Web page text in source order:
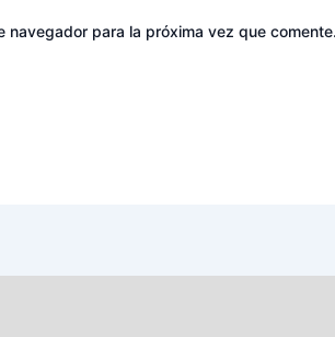
para la próxima vez que comente.